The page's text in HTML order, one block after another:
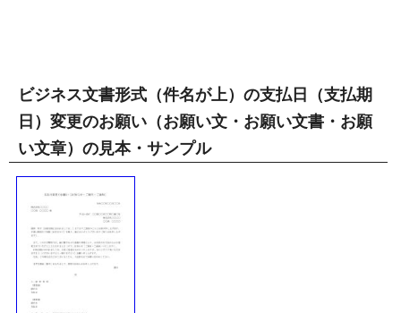
ビジネス文書形式（件名が上）の支払日（支払期
日）変更のお願い（お願い文・お願い文書・お願
い文章）の見本・サンプル